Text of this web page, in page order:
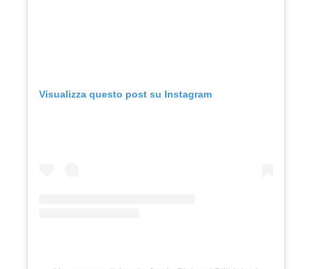
Visualizza questo post su Instagram